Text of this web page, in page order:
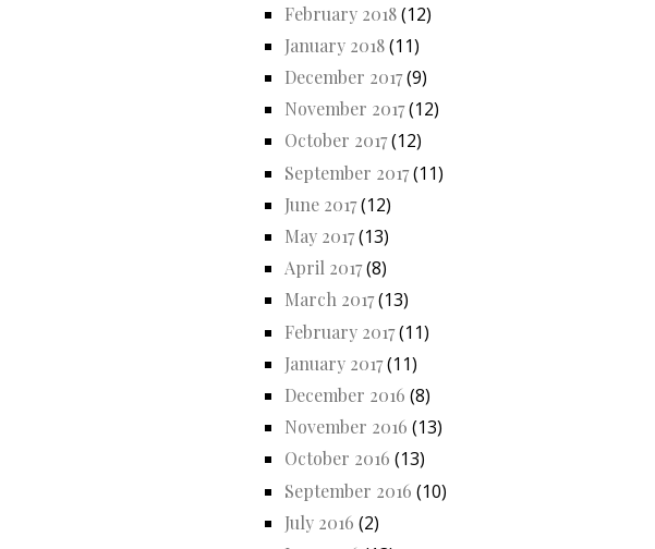
February 2018(12)
January 2018(11)
December 2017(9)
November 2017(12)
October 2017(12)
September 2017(11)
June 2017(12)
May 2017(13)
April 2017(8)
March 2017(13)
February 2017(11)
January 2017(11)
December 2016 (8)
November 2016 (13)
October 2016 (13)
September 2016 (10)
July 2016 (2)